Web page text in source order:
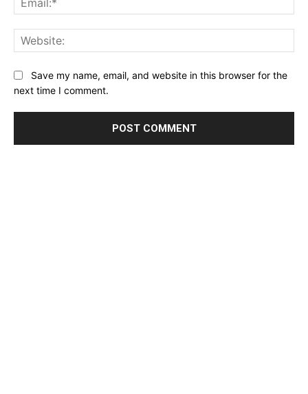
Save my name, email, and website in this browser for the
next time I comment.